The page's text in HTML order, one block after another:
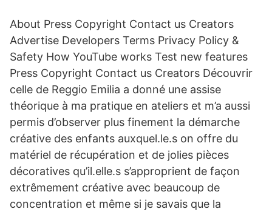
About Press Copyright Contact us Creators
Advertise Developers Terms Privacy Policy &
Safety How YouTube works Test new features
Press Copyright Contact us Creators Découvrir
celle de Reggio Emilia a donné une assise
théorique à ma pratique en ateliers et m’a aussi
permis d’observer plus finement la démarche
créative des enfants auxquel.le.s on offre du
matériel de récupération et de jolies pièces
décoratives qu’il.elle.s s’approprient de façon
extrêmement créative avec beaucoup de
concentration et même si je savais que la